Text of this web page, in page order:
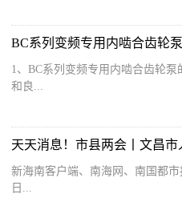
BC系列变频专用内啮合齿轮泵
1、BC系列变频专用内啮合齿轮
和良...
新海南客户端、南海网、南国都
日...